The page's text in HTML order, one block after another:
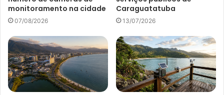
monitoramento na cidade
07/08/2026
Caraguatatuba
13/07/2026